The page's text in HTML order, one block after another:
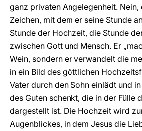
ganz privaten Angelegenheit. Nein,
Zeichen, mit dem er seine Stunde
Stunde der Hochzeit, die Stunde
zwischen Gott und Mensch. Er
Wein, sondern er verwandelt die
in ein Bild des göttlichen
Vater durch den Sohn einlädt und
des Guten schenkt, die in der Fülle
dargestellt ist. Die Hochzeit wird
Augenblickes, in dem Jesus die